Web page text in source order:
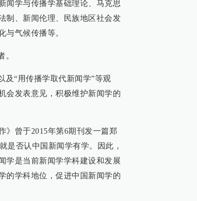
闻学与传播学基础理论、马克思
制、新闻伦理、民族地区社会发
与气候传播等。
。
及“用传播学取代新闻学”等观
会发表意见，积极维护新闻学的
》曾于2015年第6期刊发一篇郑
是否认中国新闻学有学。因此，
学是当前新闻学学科建设和发展
的学科地位，促进中国新闻学的